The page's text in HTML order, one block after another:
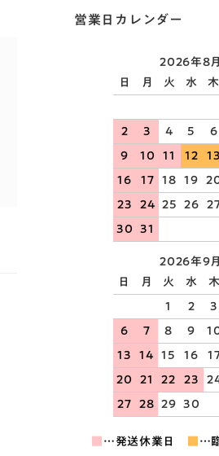
営業日カレンダー
2026年8月
日
月 火 水 木
2 3 4 5 6
9 10 11 12 13
16 17 18 19
23 24 25 26
30 31
2026年9月
日
月 火 水 木
1 2 3
6 7 8 9
13 14 15 16
20 21 22 23
27 28 29 30
…発送休業日 …